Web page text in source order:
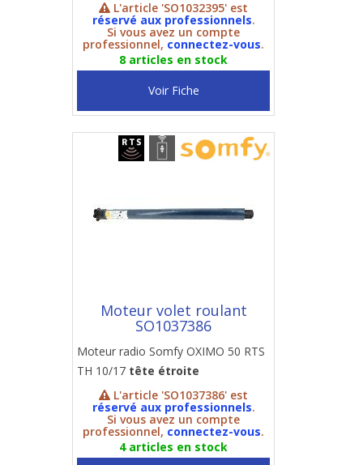
L'article 'SO1032395' est
réservé aux professionnels.
Si vous avez un compte
professionnel, connectez-vous.
8 articles en stock
Voir Fiche
Moteur volet roulant
SO1037386
Moteur radio Somfy OXIMO 50 RTS
TH 10/17 tête étroite
L'article 'SO1037386' est
réservé aux professionnels.
Si vous avez un compte
professionnel, connectez-vous.
4 articles en stock